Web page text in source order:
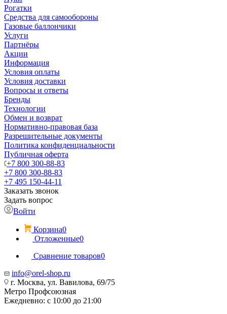
Рогатки
Средства для самообороны
Газовые баллончики
Услуги
Партнёры
Акции
Информация
Условия оплаты
Условия доставки
Вопросы и ответы
Бренды
Технологии
Обмен и возврат
Нормативно-правовая база
Разрешительные документы
Политика конфиденциальности
Публичная оферта
+7 800 300-88-83
+7 800 300-88-83
+7 495 150-44-11
Заказать звонок
Задать вопрос
Войти
Корзина0
Отложенные0
Сравнение товаров0
info@orel-shop.ru
г. Москва, ул. Вавилова, 69/75
Метро Профсоюзная
Ежедневно: с 10:00 до 21:00